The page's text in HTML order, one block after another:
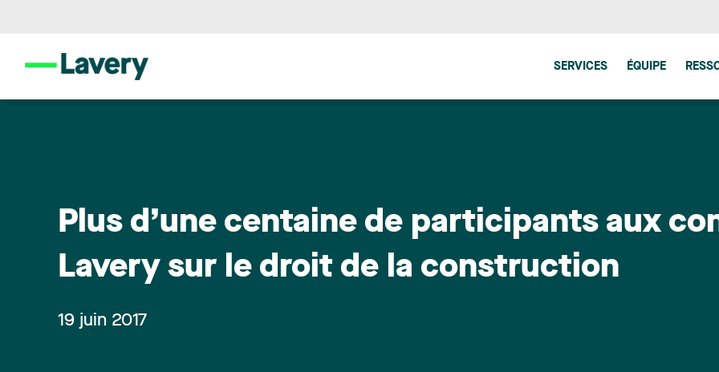
SERVICES ÉQUIPE
Plus d’une centaine de participants aux
Lavery sur le droit de la construction
19 juin 2017